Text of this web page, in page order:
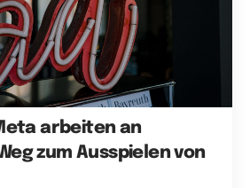
arbeiten an
zum Ausspielen von